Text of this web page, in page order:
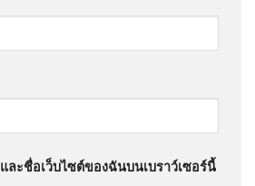
ละชื่อเว็บไซต์ของฉันบนเบราว์เซอร์นี้